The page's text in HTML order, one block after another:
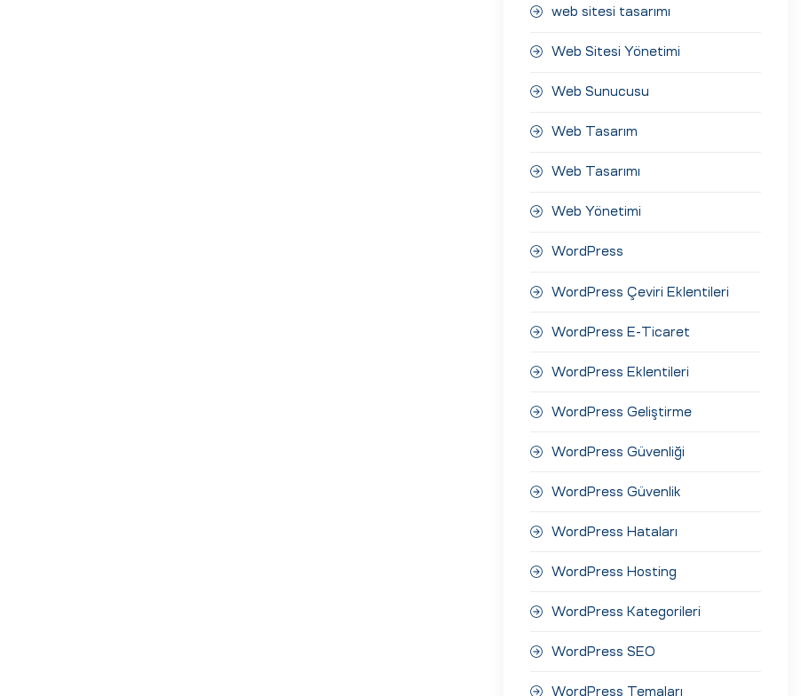
web sitesi tasarımı
Web Sitesi Yönetimi
Web Sunucusu
Web Tasarım
Web Tasarımı
Web Yönetimi
WordPress
WordPress Çeviri Eklentileri
WordPress E-Ticaret
WordPress Eklentileri
WordPress Geliştirme
WordPress Güvenliği
WordPress Güvenlik
WordPress Hataları
WordPress Hosting
WordPress Kategorileri
WordPress SEO
WordPress Temaları